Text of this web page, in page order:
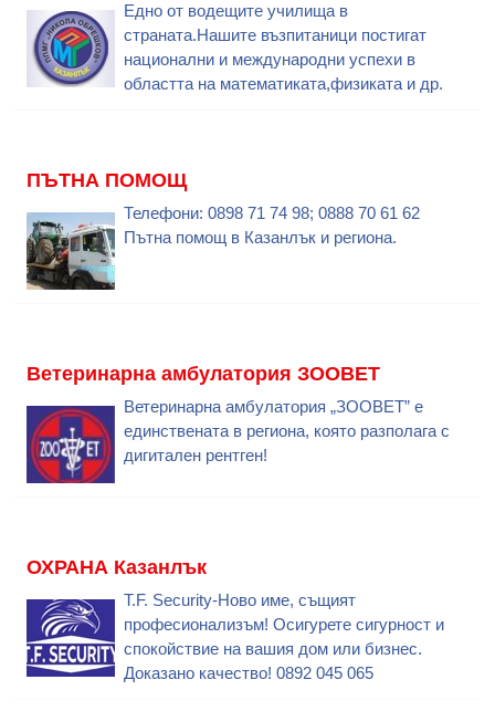
Едно от водещите училища в
страната.Нашите възпитаници постигат
национални и международни успехи в
областта на математиката,физиката и др.
ПЪТНА ПОМОЩ
Телефони: 0898 71 74 98; 0888 70 61 62
Пътна помощ в Казанлък и региона.
Ветеринарна амбулатория ЗООВЕТ
Ветеринарна амбулатория „ЗООВЕТ” е
единствената в региона, която разполага с
дигитален рентген!
ОХРАНА Казанлък
T.F. Security-Ново име, същият
професионализъм! Осигурете сигурност и
спокойствие на вашия дом или бизнес.
Доказано качество! 0892 045 065